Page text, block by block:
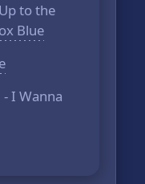
to the
Blue
I Wanna